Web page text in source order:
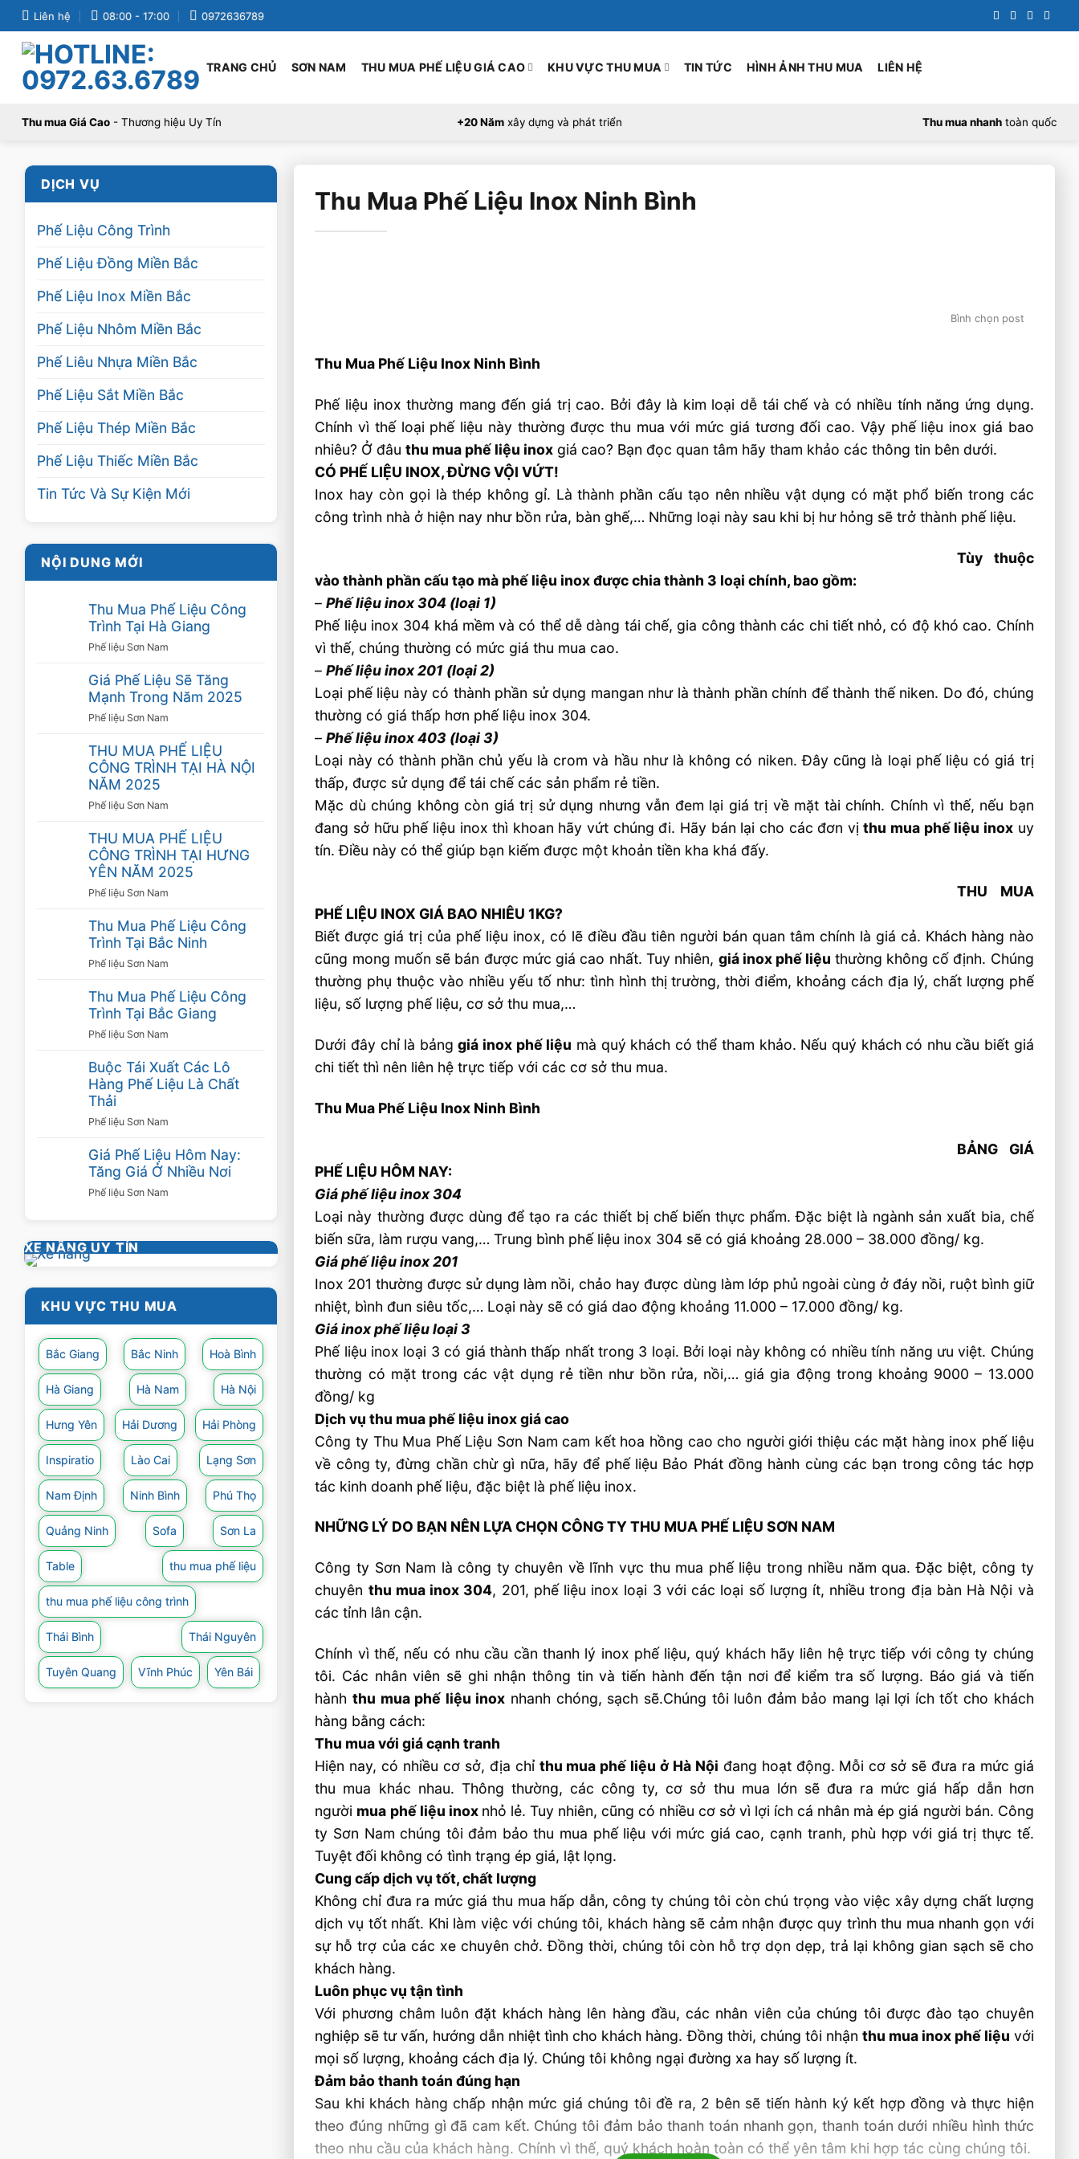
qua
dung
Liên hệ 08:00 - 17:00 0972636789
TRANG CHỦ SƠN NAM THU MUA PHẾ LIỆU GIÁ CAO KHU VỰC THU MUA TIN TỨC HÌNH ẢNH THU MUA LIÊN HỆ
Thu mua Giá Cao - Thương hiệu Uy Tín +20 Năm xây dựng và phát triển Thu mua nhanh toàn quốc
DỊCH VỤ
Phế Liệu Công Trình
Phế Liệu Đồng Miền Bắc
Phế Liệu Inox Miền Bắc
Phế Liệu Nhôm Miền Bắc
Phế Liêu Nhựa Miền Bắc
Phế Liệu Sắt Miền Bắc
Phế Liệu Thép Miền Bắc
Phế Liệu Thiếc Miền Bắc
Tin Tức Và Sự Kiện Mới
NỘI DUNG MỚI
Thu Mua Phế Liệu Công
Trình Tại Hà Giang
Phế liệu Sơn Nam
Giá Phế Liệu Sẽ Tăng
Mạnh Trong Năm 2025
Phế liệu Sơn Nam
THU MUA PHẾ LIỆU
CÔNG TRÌNH TẠI HÀ NỘI
NĂM 2025
Phế liệu Sơn Nam
THU MUA PHẾ LIỆU
CÔNG TRÌNH TẠI HƯNG
YÊN NĂM 2025
Phế liệu Sơn Nam
Thu Mua Phế Liệu Công
Trình Tại Bắc Ninh
Phế liệu Sơn Nam
Thu Mua Phế Liệu Công
Trình Tại Bắc Giang
Phế liệu Sơn Nam
Buộc Tái Xuất Các Lô
Hàng Phế Liệu Là Chất
Thải
Phế liệu Sơn Nam
Giá Phế Liệu Hôm Nay:
Tăng Giá Ở Nhiều Nơi
Phế liệu Sơn Nam
XE NÂNG UY TÍN
KHU VỰC THU MUA
Bắc Giang Bắc Ninh Hoà Bình
Hà Giang Hà Nam Hà Nội
Hưng Yên Hải Dương Hải Phòng
Inspiratio Lào Cai Lạng Sơn
Nam Định Ninh Bình Phú Thọ
Quảng Ninh Sofa Sơn La
Table thu mua phế liệu
thu mua phế liệu công trình
Thái Bình Thái Nguyên
Tuyên Quang Vĩnh Phúc Yên Bái
Thu Mua Phế Liệu Inox Ninh Bình
Bình chọn post
Thu Mua Phế Liệu Inox Ninh Bình
Phế liệu inox thường mang đến giá trị cao. Bởi đây là kim loại dễ tái chế và có nhiều tính năng ứng dụng.
Chính vì thế loại phế liệu này thường được thu mua với mức giá tương đối cao. Vậy phế liệu inox giá bao
nhiêu? Ở đâuthu mua phế liệu inox giá cao? Bạn đọc quan tâm hãy tham khảo các thông tin bên dưới.
CÓ PHẾ LIỆU INOX, ĐỪNG VỘI VỨT!
Inox hay còn gọi là thép không gỉ. Là thành phần cấu tạo nên nhiều vật dụng có mặt phổ biến trong các
công trình nhà ở hiện nay như bồn rửa, bàn ghế,… Những loại này sau khi bị hư hỏng sẽ trở thành phế liệu.
Tùy thuộc
vào thành phần cấu tạo mà phế liệu inox được chia thành 3 loại chính, bao gồm:
–Phế liệu inox 304 (loại 1)
Phế liệu inox 304 khá mềm và có thể dễ dàng tái chế, gia công thành các chi tiết nhỏ, có độ khó cao. Chính
vì thế, chúng thường có mức giá thu mua cao.
–Phế liệu inox 201 (loại 2)
Loại phế liệu này có thành phần sử dụng mangan như là thành phần chính để thành thế niken. Do đó, chúng
thường có giá thấp hơn phế liệu inox 304.
–Phế liệu inox 403 (loại 3)
Loại này có thành phần chủ yếu là crom và hầu như là không có niken. Đây cũng là loại phế liệu có giá trị
thấp, được sử dụng để tái chế các sản phẩm rẻ tiền.
Mặc dù chúng không còn giá trị sử dụng nhưng vẫn đem lại giá trị về mặt tài chính. Chính vì thế, nếu bạn
đang sở hữu phế liệu inox thì khoan hãy vứt chúng đi. Hãy bán lại cho các đơn vịthu mua phế liệu inox uy
tín. Điều này có thể giúp bạn kiếm được một khoản tiền kha khá đấy.
THU MUA
PHẾ LIỆU INOX GIÁ BAO NHIÊU 1KG?
Biết được giá trị của phế liệu inox, có lẽ điều đầu tiên người bán quan tâm chính là giá cả. Khách hàng nào
cũng mong muốn sẽ bán được mức giá cao nhất. Tuy nhiên, giá inox phế liệu thường không cố định. Chúng
thường phụ thuộc vào nhiều yếu tố như: tình hình thị trường, thời điểm, khoảng cách địa lý, chất lượng phế
liệu, số lượng phế liệu, cơ sở thu mua,…
Dưới đây chỉ là bảnggiá inox phế liệu mà quý khách có thể tham khảo. Nếu quý khách có nhu cầu biết giá
chi tiết thì nên liên hệ trực tiếp với các cơ sở thu mua.
Thu Mua Phế Liệu Inox Ninh Bình
BẢNG GIÁ
PHẾ LIỆU HÔM NAY:
Giá phế liệu inox 304
Loại này thường được dùng để tạo ra các thiết bị chế biến thực phẩm. Đặc biệt là ngành sản xuất bia, chế
biến sữa, làm rượu vang,… Trung bình phế liệu inox 304 sẽ có giá khoảng 28.000 – 38.000 đồng/ kg.
Giá phế liệu inox 201
Inox 201 thường được sử dụng làm nồi, chảo hay được dùng làm lớp phủ ngoài cùng ở đáy nồi, ruột bình giữ
nhiệt, bình đun siêu tốc,… Loại này sẽ có giá dao động khoảng 11.000 – 17.000 đồng/ kg.
Giá inox phế liệu loại 3
Phế liệu inox loại 3 có giá thành thấp nhất trong 3 loại. Bởi loại này không có nhiều tính năng ưu việt. Chúng
thường có mặt trong các vật dụng rẻ tiền như bồn rửa, nồi,… giá gia động trong khoảng 9000 – 13.000
đồng/ kg
Dịch vụ thu mua phế liệu inox giá cao
Công ty Thu Mua Phế Liệu Sơn Nam cam kết hoa hồng cao cho người giới thiệu các mặt hàng inox phế liệu
về công ty, đừng chần chừ gì nữa, hãy để phế liệu Bảo Phát đồng hành cùng các bạn trong công tác hợp
tác kinh doanh phế liệu, đặc biệt là phế liệu inox.
NHỮNG LÝ DO BẠN NÊN LỰA CHỌN CÔNG TY THU MUA PHẾ LIỆU SƠN NAM
Công ty Sơn Nam là công ty chuyên về lĩnh vực thu mua phế liệu trong nhiều năm qua. Đặc biệt, công ty
chuyên thu mua inox 304, 201, phế liệu inox loại 3 với các loại số lượng ít, nhiều trong địa bàn Hà Nội và
các tỉnh lân cận.
Chính vì thế, nếu có nhu cầu cần thanh lý inox phế liệu, quý khách hãy liên hệ trực tiếp với công ty chúng
tôi. Các nhân viên sẽ ghi nhận thông tin và tiến hành đến tận nơi để kiểm tra số lượng. Báo giá và tiến
hànhthu mua phế liệu inox nhanh chóng, sạch sẽ.Chúng tôi luôn đảm bảo mang lại lợi ích tốt cho khách
hàng bằng cách:
Thu mua với giá cạnh tranh
Hiện nay, có nhiều cơ sở, địa chỉ thu mua phế liệu ở Hà Nội đang hoạt động. Mỗi cơ sở sẽ đưa ra mức giá
thu mua khác nhau. Thông thường, các công ty, cơ sở thu mua lớn sẽ đưa ra mức giá hấp dẫn hơn
người mua phế liệu inox nhỏ lẻ. Tuy nhiên, cũng có nhiều cơ sở vì lợi ích cá nhân mà ép giá người bán. Công
ty Sơn Nam chúng tôi đảm bảo thu mua phế liệu với mức giá cao, cạnh tranh, phù hợp với giá trị thực tế.
Tuyệt đối không có tình trạng ép giá, lật lọng.
Cung cấp dịch vụ tốt, chất lượng
Không chỉ đưa ra mức giá thu mua hấp dẫn, công ty chúng tôi còn chú trọng vào việc xây dựng chất lượng
dịch vụ tốt nhất. Khi làm việc với chúng tôi, khách hàng sẽ cảm nhận được quy trình thu mua nhanh gọn với
sự hỗ trợ của các xe chuyên chở. Đồng thời, chúng tôi còn hỗ trợ dọn dẹp, trả lại không gian sạch sẽ cho
khách hàng.
Luôn phục vụ tận tình
Với phương châm luôn đặt khách hàng lên hàng đầu, các nhân viên của chúng tôi được đào tạo chuyên
nghiệp sẽ tư vấn, hướng dẫn nhiệt tình cho khách hàng. Đồng thời, chúng tôi nhận thu mua inox phế liệu với
mọi số lượng, khoảng cách địa lý. Chúng tôi không ngại đường xa hay số lượng ít.
Đảm bảo thanh toán đúng hạn
Sau khi khách hàng chấp nhận mức giá chúng tôi đề ra, 2 bên sẽ tiến hành ký kết hợp đồng và thực hiện
theo đúng những gì đã cam kết. Chúng tôi đảm bảo thanh toán nhanh gọn, thanh toán dưới nhiều hình thức
theo nhu cầu của khách hàng. Chính vì thế, quý khách hoàn toàn có thể yên tâm khi hợp tác cùng chúng tôi.